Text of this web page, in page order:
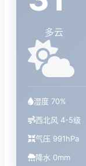
多云
湿度 70%
西北风 4-5级
气压 991hPa
降水 0mm